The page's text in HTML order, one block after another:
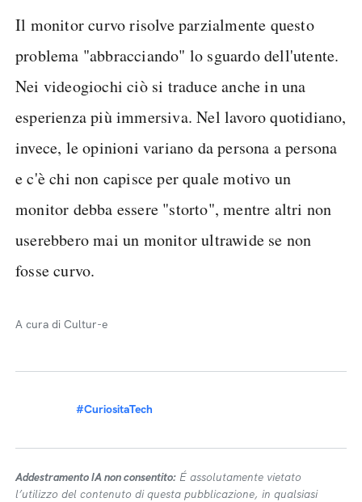
Il monitor curvo risolve parzialmente questo
problema "abbracciando" lo sguardo dell'utente.
Nei videogiochi ciò si traduce anche in una
esperienza più immersiva. Nel lavoro quotidiano,
invece, le opinioni variano da persona a persona
e c'è chi non capisce per quale motivo un
monitor debba essere "storto", mentre altri non
userebbero mai un monitor ultrawide se non
fosse curvo.
A cura di Cultur-e
#CuriositaTech
Addestramento IA non consentito: É assolutamente vietato
l’utilizzo del contenuto di questa pubblicazione, in qualsiasi